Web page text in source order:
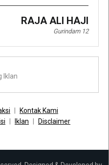
RAJA ALI HAJI
Gurindam 12
Iklan
Kontak Kami
Iklan
Disclaimer